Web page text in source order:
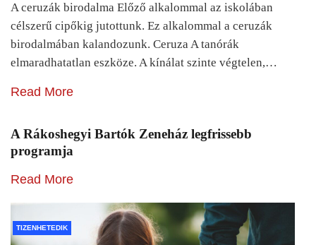
A ceruzák birodalma Előző alkalommal az iskolában
célszerű cipőkig jutottunk. Ez alkalommal a ceruzák
birodalmában kalandozunk. Ceruza A tanórák
elmaradhatatlan eszköze. A kínálat szinte végtelen,…
Read More
A Rákoshegyi Bartók Zeneház legfrissebb
programja
Read More
TIZENHETEDIK